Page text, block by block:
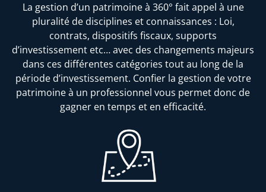
La gestion d’un patrimoine à 360° fait appel à une
pluralité de disciplines et connaissances : Loi,
contrats, dispositifs fiscaux, supports
d’investissement etc… avec des changements majeurs
dans ces différentes catégories tout au long de la
période d’investissement. Confier la gestion de votre
patrimoine à un professionnel vous permet donc de
gagner en temps et en efficacité.